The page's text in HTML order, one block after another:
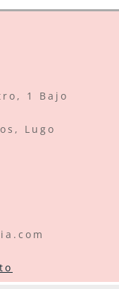
1 Bajo
Lugo